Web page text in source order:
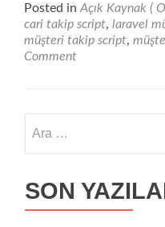
about
Müşteri
Takip
Posted in Açık Kaynak (
cari takip script, laravel
müşteri takip script,
Comment
SON